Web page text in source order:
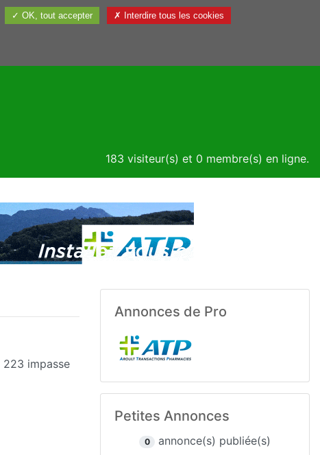
Utile
183 visiteur(s) et 0 membre(s) en ligne.
223 impasse
Annonces de Pro
Petites Annonces
0 annonce(s) publiée(s)
✓ OK, tout accepter ✗ Interdire tous les cookies